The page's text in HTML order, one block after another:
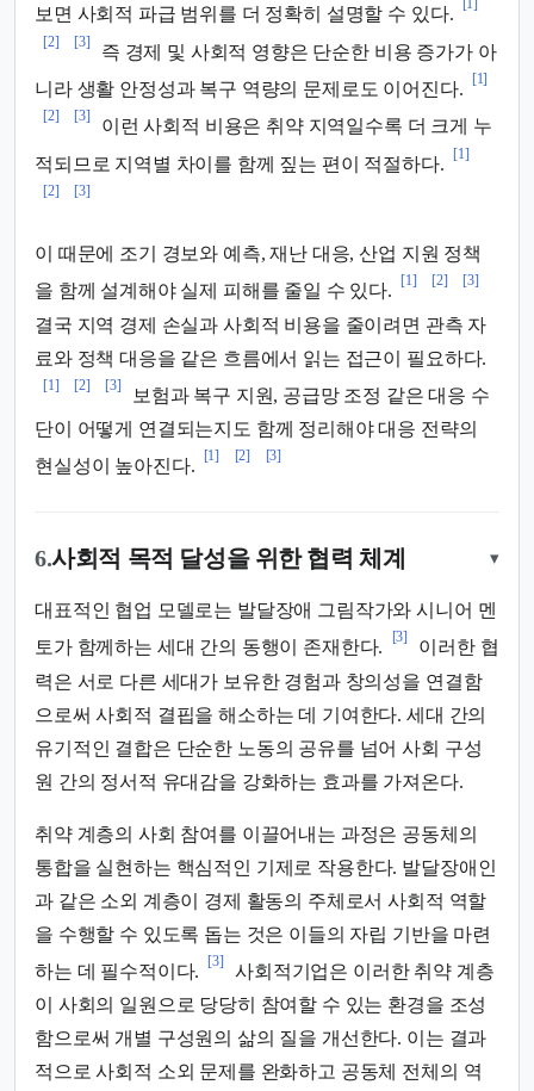
보면 사회적 파급 범위를 더 정확히 설명할 수 있다.
[1]
[2] [3]
즉 경제 및 사회적 영향은 단순한 비용 증가가 아
니라 생활 안정성과 복구 역량의 문제로도 이어진다.
[1]
[2] [3]
이런 사회적 비용은 취약 지역일수록 더 크게 누
적되므로 지역별 차이를 함께 짚는 편이 적절하다.
[1]
[2] [3]
이 때문에 조기 경보와 예측, 재난 대응, 산업 지원 정책
을 함께 설계해야 실제 피해를 줄일 수 있다.
[1] [2] [3]
결국 지역 경제 손실과 사회적 비용을 줄이려면 관측 자
료와 정책 대응을 같은 흐름에서 읽는 접근이 필요하다.
[1] [2] [3]
보험과 복구 지원, 공급망 조정 같은 대응 수
단이 어떻게 연결되는지도 함께 정리해야 대응 전략의
현실성이 높아진다.
[1] [2] [3]
6.사회적 목적 달성을 위한 협력 체계 ▾
대표적인 협업 모델로는 발달장애 그림작가와 시니어 멘
토가 함께하는 세대 간의 동행이 존재한다.
[3]
이러한 협
력은 서로 다른 세대가 보유한 경험과 창의성을 연결함
으로써 사회적 결핍을 해소하는 데 기여한다. 세대 간의
유기적인 결합은 단순한 노동의 공유를 넘어 사회 구성
원 간의 정서적 유대감을 강화하는 효과를 가져온다.
취약 계층의 사회 참여를 이끌어내는 과정은 공동체의
통합을 실현하는 핵심적인 기제로 작용한다. 발달장애인
과 같은 소외 계층이 경제 활동의 주체로서 사회적 역할
을 수행할 수 있도록 돕는 것은 이들의 자립 기반을 마련
하는 데 필수적이다.
[3]
사회적기업은 이러한 취약 계층
이 사회의 일원으로 당당히 참여할 수 있는 환경을 조성
함으로써 개별 구성원의 삶의 질을 개선한다. 이는 결과
적으로 사회적 소외 문제를 완화하고 공동체 전체의 역